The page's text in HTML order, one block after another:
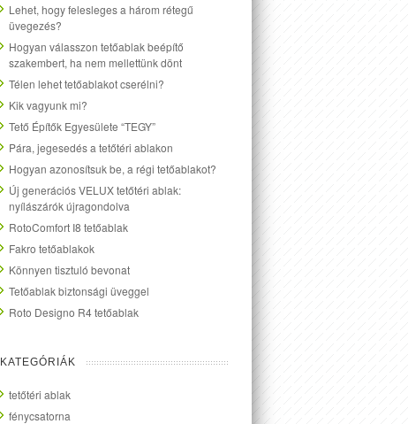
Lehet, hogy felesleges a három rétegű
üvegezés?
Hogyan válasszon tetőablak beépítő
szakembert, ha nem mellettünk dönt
Télen lehet tetőablakot cserélni?
Kik vagyunk mi?
Tető Építők Egyesülete “TEGY”
Pára, jegesedés a tetőtéri ablakon
Hogyan azonosítsuk be, a régi tetőablakot?
Új generációs VELUX tetőtéri ablak:
nyílászárók újragondolva
RotoComfort I8 tetőablak
Fakro tetőablakok
Könnyen tisztuló bevonat
Tetőablak biztonsági üveggel
Roto Designo R4 tetőablak
KATEGÓRIÁK
tetőtéri ablak
fénycsatorna